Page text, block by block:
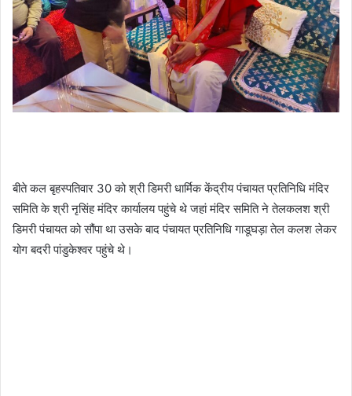
बीते कल बृहस्पतिवार 30 को श्री डिमरी धार्मिक केंद्रीय पंचायत प्रतिनिधि मंदिर
समिति के श्री नृसिंह मंदिर कार्यालय पहुंचे थे जहां मंदिर समिति ने तेलकलश श्री
डिमरी पंचायत को सौंपा था उसके बाद पंचायत प्रतिनिधि गाडूघड़ा तेल कलश लेकर
योग बदरी पांडुकेश्वर पहुंचे थे।